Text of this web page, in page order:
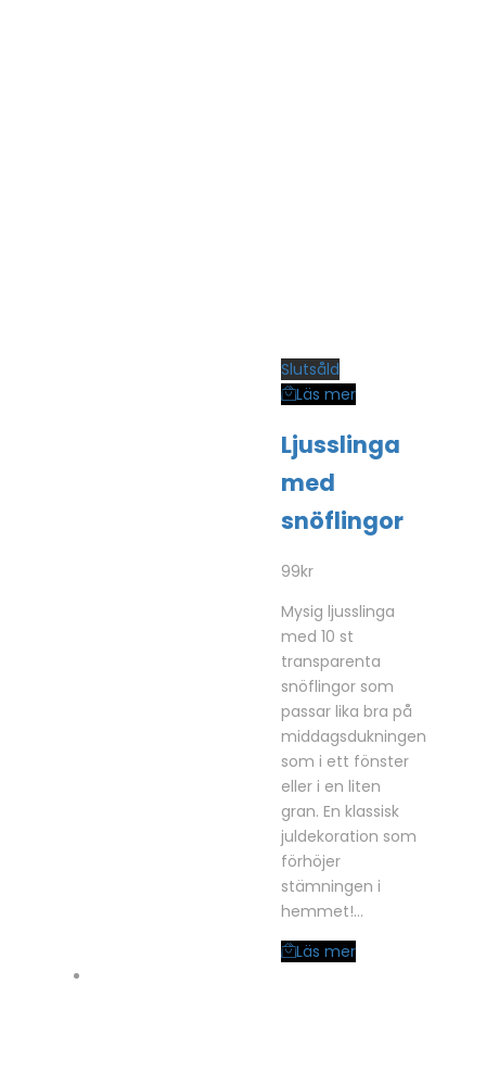
Slutsåld
Läs mer
Ljusslinga
med
snöflingor
99kr
Mysig ljusslinga
med 10 st
transparenta
snöflingor som
passar lika bra på
middagsdukningen
som i ett fönster
eller i en liten
gran. En klassisk
juldekoration som
förhöjer
stämningen i
hemmet!…
Läs mer